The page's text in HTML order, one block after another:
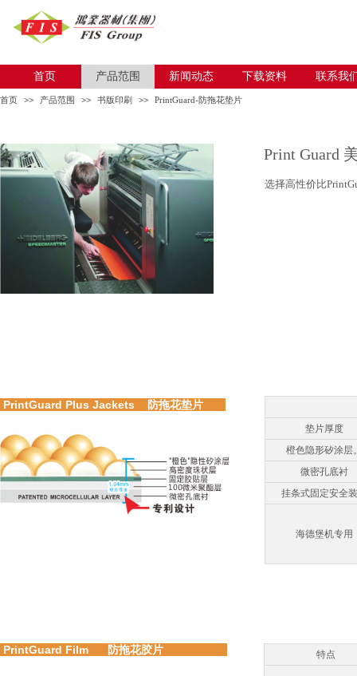
首页 产品范围 新闻动态 下载资料 联系我
首页 产品范围 新闻动态 下载资料 联系我
首页 >> 产品范围 >> 书版印刷 >> PrintGuard-防拖花垫片
Print Guard
选择高性价比
垫片厚度
橙色隐形矽涂层
微密孔底衬
挂条式固定安全
海德堡机专用
PrintGuard Plus Jackets 防拖花垫片
PrintGuard Film 防拖花胶片 特点